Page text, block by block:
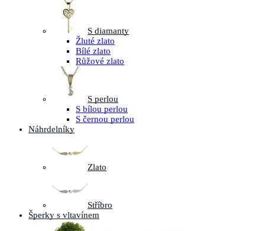
S diamanty
Žluté zlato
Bílé zlato
Růžové zlato
S perlou
S bílou perlou
S černou perlou
Náhrdelníky
Zlato
Stříbro
Šperky s vltavínem